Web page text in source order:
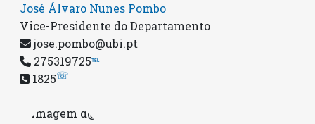
José Álvaro Nunes Pombo
Vice-Presidente do Departamento
jose.pombo@ubi.pt
275319725℡
1825☏